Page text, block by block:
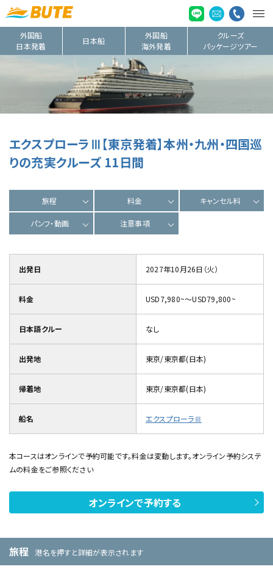
外国船
日本発着
日本船
外国船
海外発着
クルーズ
パッケージツアー
エクスプローラⅢ【東京発着】本州・九州・四国巡
りの充実クルーズ 11日間
旅程 料金 キャンセル料
パンフ・動画 注意事項
出発日 2027年10月26日（火）
料金 USD7,980~～USD79,800~
日本語クルー なし
出発地 東京/東京都(日本)
帰着地 東京/東京都(日本)
船名 エクスプローラⅢ
本コースはオンラインで予約可能です。料金は変動します。オンライン予約システ
ムの料金をご参照ください
オンラインで予約する
旅程 港名を押すと詳細が表示されます